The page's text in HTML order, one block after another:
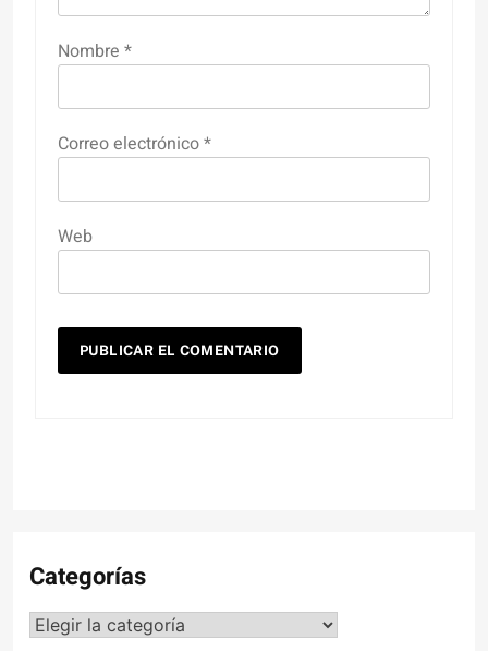
Nombre *
Correo electrónico*
Web
Categorías
Categorías